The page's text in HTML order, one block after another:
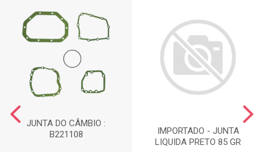
JUNTA DO CÂMBIO :
B221108
IMPORTADO - JUNTA
LIQUIDA PRETO 85 GR